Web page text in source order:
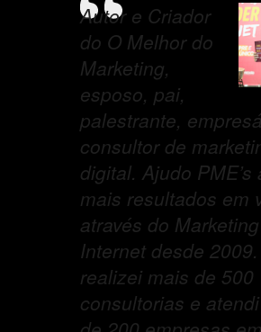
Autor e Criador
do O Melhor do
Marketing,
esposo, pai,
palestrante,
consultor de
digital. Ajudo PME’s
mais resultados em
através do
Internet desde
realizei mais de 500
consultorias e